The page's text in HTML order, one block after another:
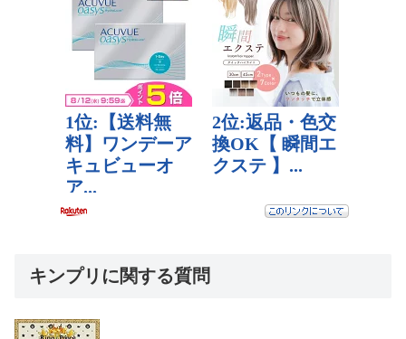
キンプリに関する質問